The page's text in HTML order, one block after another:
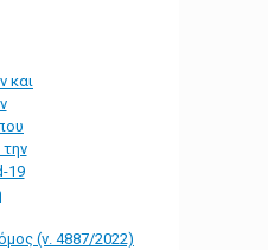
και
19
(ν. 4887/2022)